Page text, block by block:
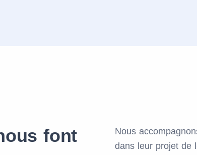
font
Nous
dans leur projet de